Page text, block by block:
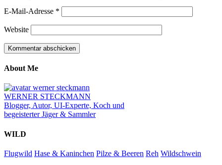
E-Mail-Adresse *
Website
About Me
WERNER STECKMANN
Blogger, Autor, UI-Experte, Koch und
begeisterter Jäger & Sammler
WILD
Flugwild Hase & Kaninchen Pilze & Beeren Reh Wildschwein